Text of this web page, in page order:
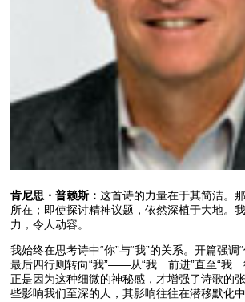
肯尼思・普赖斯：这首诗的力量在于其简洁。
所在；即使探讨精神议题，依然深植于大地。
力，令人动容。
我始终在思考诗中“你”与“我”的关系。开篇强调
最后四行则转向“我”——从“我 前进”直至“我
正是因为这种细微的神秘感，才增强了诗歌的
些影响我们至深的人，其影响往往在潜移默化